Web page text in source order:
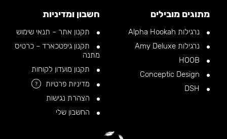
מתוגים מובילים
נרגילות Alpha Hookah
נרגילות Amy Deluxe
חשבון ומדיניות
תקנון אתר – תנאי שימוש
תקנון גיפטכארד – כרטיס
מתנה
תקנון מועדון לקוחות
מדיניות פרטיות
?
הצהרת נגישות
החשבון שלי